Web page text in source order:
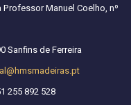
Professor Manuel Coelho, nº
Sanfins de Ferreira
255 892 528